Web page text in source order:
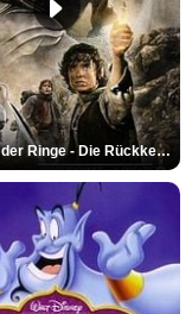
Der Herr der Ringe - Die Rückkehr des Königs Trailer OV